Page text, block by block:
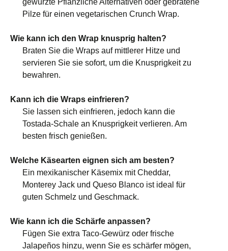
gewürzte Pflanzliche Alternativen oder gebratene
Pilze für einen vegetarischen Crunch Wrap.
Wie kann ich den Wrap knusprig halten?
Braten Sie die Wraps auf mittlerer Hitze und
servieren Sie sie sofort, um die Knusprigkeit zu
bewahren.
Kann ich die Wraps einfrieren?
Sie lassen sich einfrieren, jedoch kann die
Tostada-Schale an Knusprigkeit verlieren. Am
besten frisch genießen.
Welche Käsearten eignen sich am besten?
Ein mexikanischer Käsemix mit Cheddar,
Monterey Jack und Queso Blanco ist ideal für
guten Schmelz und Geschmack.
Wie kann ich die Schärfe anpassen?
Fügen Sie extra Taco-Gewürz oder frische
Jalapeños hinzu, wenn Sie es schärfer mögen,